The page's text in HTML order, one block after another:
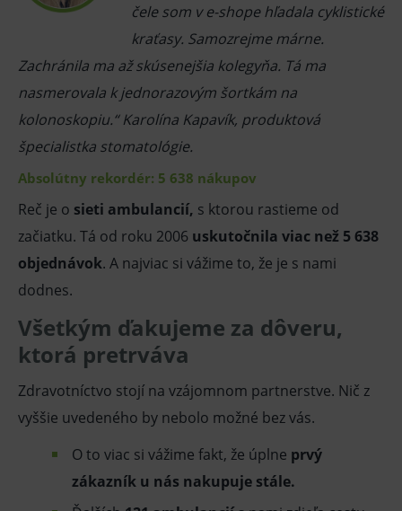
čele som v e-shope hľadala cyklistické
kraťasy. Samozrejme márne.
Zachránila ma až skúsenejšia kolegyňa. Tá ma
nasmerovala k jednorazovým šortkám na
kolonoskopiu.“ Karolína Kapavík, produktová
špecialistka stomatológie.
Absolútny rekordér: 5 638 nákupov
Reč je o sieti ambulancií, s ktorou rastieme od
začiatku. Tá od roku 2006 uskutočnila viac než 5 638
objednávok. A najviac si vážime to, že je s nami
dodnes.
Všetkým ďakujeme za dôveru,
ktorá pretrváva
Zdravotníctvo stojí na vzájomnom partnerstve. Nič z
vyššie uvedeného by nebolo možné bez vás.
O to viac si vážime fakt, že úplne prvý
zákazník u nás nakupuje stále.
relací
_sp_ses.ef32
www.medplus.sk 30 minut
ssupp.vid
www.medplus.sk
6 měsíců
ssupp.visits
www.medplus.sk
CookieScriptConsent
služba